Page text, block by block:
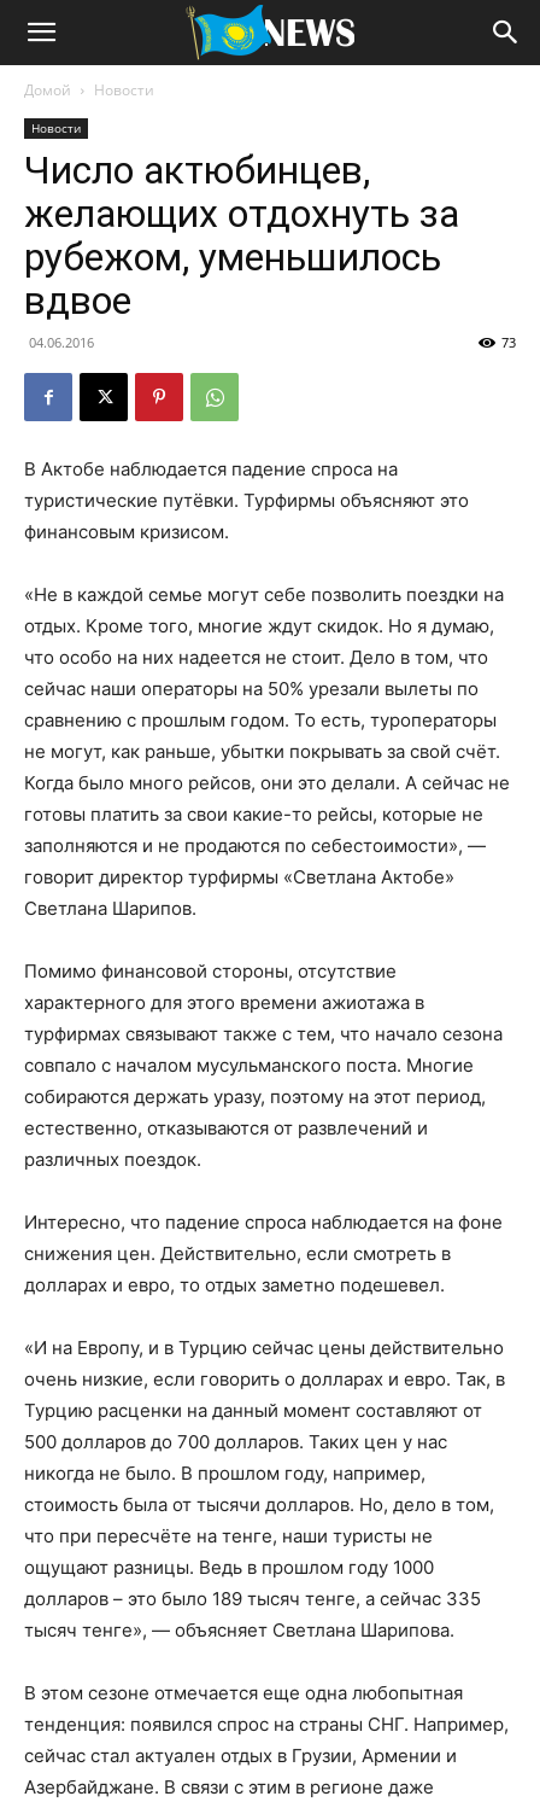
Домой Новости
Новости
Число актюбинцев,
желающих отдохнуть за
рубежом, уменьшилось
вдвое
04.06.2016 73
В Актобе наблюдается падение спроса на
туристические путёвки. Турфирмы объясняют это
финансовым кризисом.
«Не в каждой семье могут себе позволить поездки на
отдых. Кроме того, многие ждут скидок. Но я думаю,
что особо на них надеется не стоит. Дело в том, что
сейчас наши операторы на 50% урезали вылеты по
сравнению с прошлым годом. То есть, туроператоры
не могут, как раньше, убытки покрывать за свой счёт.
Когда было много рейсов, они это делали. А сейчас не
готовы платить за свои какие-то рейсы, которые не
заполняются и не продаются по себестоимости», —
говорит директор турфирмы «Светлана Актобе»
Светлана Шарипов.
Помимо финансовой стороны, отсутствие
характерного для этого времени ажиотажа в
турфирмах связывают также с тем, что начало сезона
совпало с началом мусульманского поста. Многие
собираются держать уразу, поэтому на этот период,
естественно, отказываются от развлечений и
различных поездок.
Интересно, что падение спроса наблюдается на фоне
снижения цен. Действительно, если смотреть в
долларах и евро, то отдых заметно подешевел.
«И на Европу, и в Турцию сейчас цены действительно
очень низкие, если говорить о долларах и евро. Так, в
Турцию расценки на данный момент составляют от
500 долларов до 700 долларов. Таких цен у нас
никогда не было. В прошлом году, например,
стоимость была от тысячи долларов. Но, дело в том,
что при пересчёте на тенге, наши туристы не
ощущают разницы. Ведь в прошлом году 1000
долларов – это было 189 тысяч тенге, а сейчас 335
тысяч тенге», — объясняет Светлана Шарипова.
В этом сезоне отмечается еще одна любопытная
тенденция: появился спрос на страны СНГ. Например,
сейчас стал актуален отдых в Грузии, Армении и
Азербайджане. В связи с этим в регионе даже